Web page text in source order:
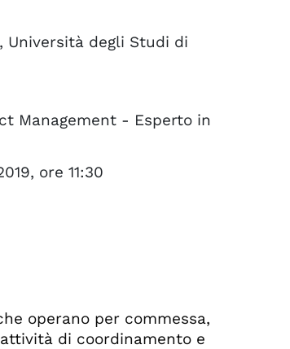
Università degli Studi di
Management - Esperto in
ore 11:30
operano per commessa,
di coordinamento e